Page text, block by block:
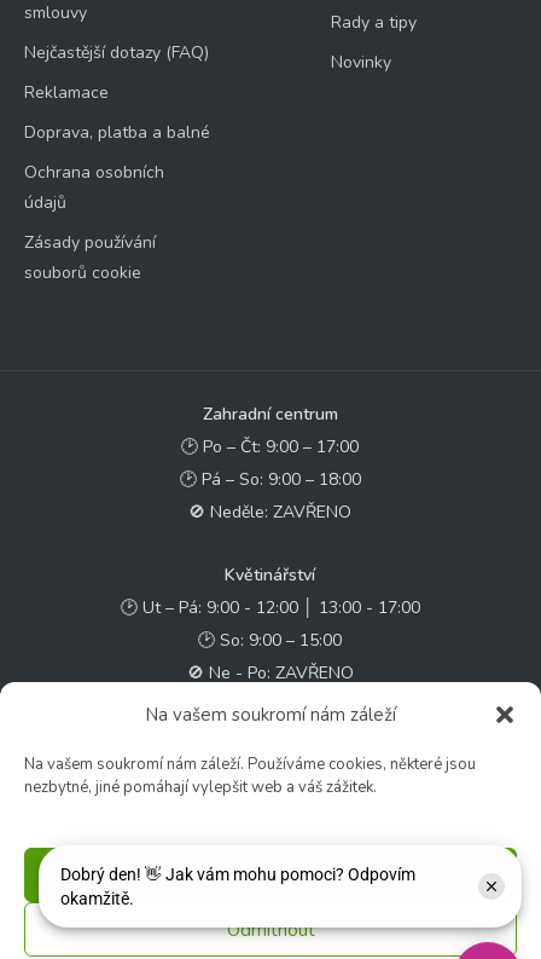
Na vašem soukromí nám záleží
Na vašem soukromí nám záleží. Používáme cookies, některé jsou
nezbytné, jiné pomáhají vylepšit web a váš zážitek.
Příjmout
Odmítnout
smlouvy
Nejčastější dotazy (FAQ)
Reklamace
Doprava, platba a balné
Ochrana osobních
údajů
Zásady používání
souborů cookie
Rady a tipy
Novinky
Zahradní centrum
🕑 Po – Čt: 9:00 – 17:00
🕑 Pá – So: 9:00 – 18:00
🚫 Neděle: ZAVŘENO
Květinářství
🕑 Ut – Pá: 9:00 - 12:00 │ 13:00 - 17:00
🕑 So: 9:00 – 15:00
🚫 Ne - Po: ZAVŘENO
✉️ e-shop@zcstrakovo.cz